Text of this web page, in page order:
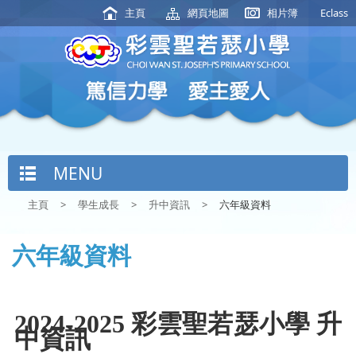
主頁 網頁地圖 相片簿 Eclass
MENU
主頁 > 學生成長 > 升中資訊 > 六年級資料
六年級資料
2024-2025彩雲聖若瑟小學 升
中資訊